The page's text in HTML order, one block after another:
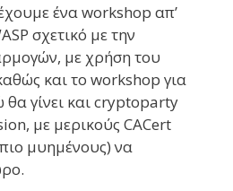
ένα workshop απ’
σχετικό με την
με χρήση του
και το workshop για
θα γίνει και cryptoparty
με μερικούς CACert
μυημένους) να